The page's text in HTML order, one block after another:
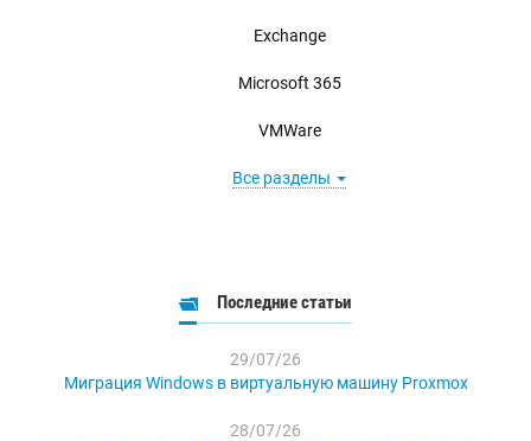
Exchange
Microsoft 365
VMWare
Все разделы
Последние статьи
29/07/26
Миграция Windows в виртуальную машину Proxmox
28/07/26